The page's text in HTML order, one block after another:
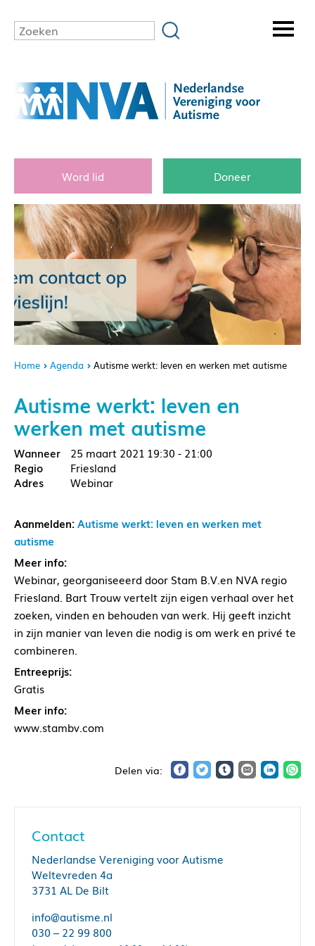
Word lid Doneer
Home Agenda Autisme werkt: leven en werken met autisme
Autisme werkt: leven en
werken met autisme
25 maart 2021 19:30 - 21:00
Friesland
Webinar
Aanmelden:Autisme werkt: leven en werken met
autisme
Meer info:
Webinar, georganiseeerd door Stam B.V.en NVA regio
Friesland. Bart Trouw vertelt zijn eigen verhaal over het
zoeken, vinden en behouden van werk. Hij geeft inzicht
in zijn manier van leven die nodig is om werk en privé te
combineren.
Entreeprijs:
Gratis
Meer info:
www.stambv.com
Contact
Nederlandse Vereniging voor Autisme
Weltevreden 4a
3731 AL De Bilt
info@autisme.nl
030 – 22 99 800